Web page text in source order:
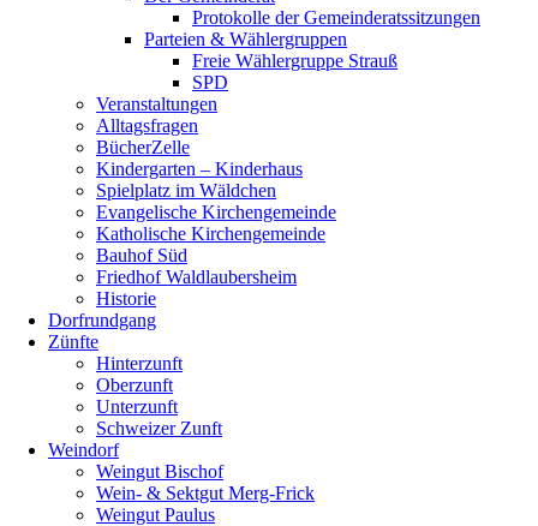
Protokolle der Gemeinderatssitzungen
Parteien & Wählergruppen
Freie Wählergruppe Strauß
SPD
Veranstaltungen
Alltagsfragen
BücherZelle
Kindergarten – Kinderhaus
Spielplatz im Wäldchen
Evangelische Kirchengemeinde
Katholische Kirchengemeinde
Bauhof Süd
Friedhof Waldlaubersheim
Historie
Dorfrundgang
Zünfte
Hinterzunft
Oberzunft
Unterzunft
Schweizer Zunft
Weindorf
Weingut Bischof
Wein- & Sektgut Merg-Frick
Weingut Paulus